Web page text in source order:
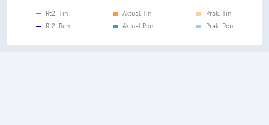
Rt2. Tin
Rt2. Ren
Aktual Tin
Aktual Ren
Prak. Tin
Prak. Ren